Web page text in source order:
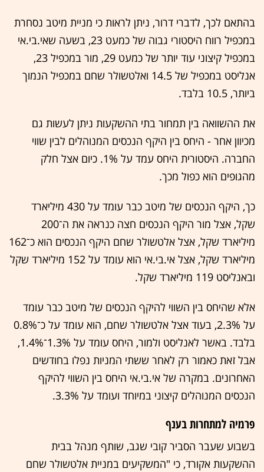
בהתאם לכך, לדברי דרור, ניתן לראות כי מניית מיטב נסחרת
במכפיל רווח היסטורי גבוה של כמעט 23, בשעה שאי.בי.אי
במכפיל קיצוני עוד יותר של כמעט 29, מור במכפיל 23,
אנליסט במכפיל של 14.5 ואלטשולר שחם במכפיל הנמוך
ביותר, 10.5 בלבד.
את ההשוואה בין תמחור בתי ההשקעות ניתן לעשות גם
מכיוון אחר - היחס בין היקף הנכסים המנוהלים לבין שווי
החברה. היסטורית היחס עמד על 1%. כיום אצל חלק
מהגופים הוא כפול מכך.
כך, היקף הנכסים של מיטב כבר עומד על 430 מיליארד
שקל, אצל מור היקף הנכסים חצה כנראה את ה־200
מיליארד שקל, אצל אלטשולר שחם היקף הנכסים הוא כ־162
מיליארד שקל, אצל אי.בי.אי הוא עומד על 152 מיליארד שקל
ובאנליסט 119 מיליארד שקל.
אלא שהיחס בין השווי להיקף הנכסים של מיטב כבר עומד
על 2.3%, בעוד אצל אלטשולר שחם, הוא עומד על כ־0.8%
בלבד. באשר לאנליסט ולמור, היחס עומד על 1.3%־1.4%,
אבל זאת כאמור רק לאחר ששתי המניות נפלו בחודשים
האחרונים. במקרה של אי.בי.אי היחס בין השווי להיקף
הנכסים המנוהלים קיצוני במיוחד ועומד על 3.3%.
פרמיה למתחרות בענף
בשבוע שעבר הסביר קובי שגב, שותף מנהל בבית
ההשקעות אקורד, כי "המשקיעים במניית אלטשולר שחם